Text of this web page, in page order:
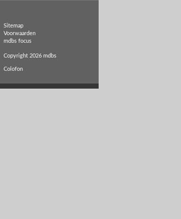
Sitemap
Voorwaarden
mdbs focus
Copyright 2026 mdbs
Colofon